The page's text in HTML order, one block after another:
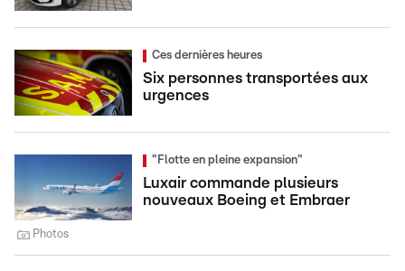
Ces dernières heures
Six personnes transportées aux
urgences
"Flotte en pleine expansion"
Luxair commande plusieurs
nouveaux Boeing et Embraer
Photos